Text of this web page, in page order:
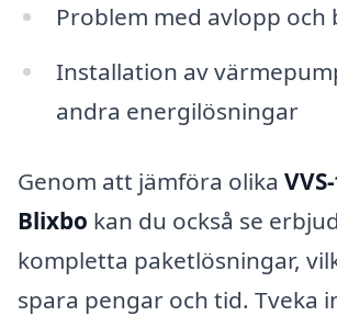
Problem med avlopp
Installation av
andra energilösningar
Genom att jämföra olika
Blixbo kan du också se
kompletta paketlösningar,
spara pengar och tid. Tveka